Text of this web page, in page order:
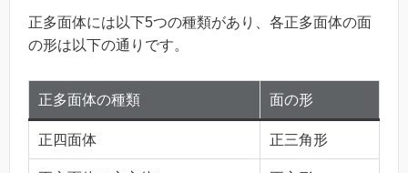
正多面体には以下5つの種類があり、各正多面体の面
の形は以下の通りです。
正多面体の種類 面の形
正四面体 正三角形